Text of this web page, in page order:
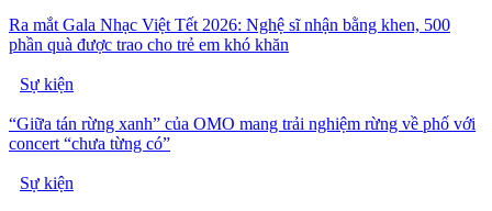
Ra mắt Gala Nhạc Việt Tết 2026: Nghệ sĩ nhận bằng khen, 500
phần quà được trao cho trẻ em khó khăn
Sự kiện
“Giữa tán rừng xanh” của OMO mang trải nghiệm rừng về phố với
concert “chưa từng có”
Sự kiện